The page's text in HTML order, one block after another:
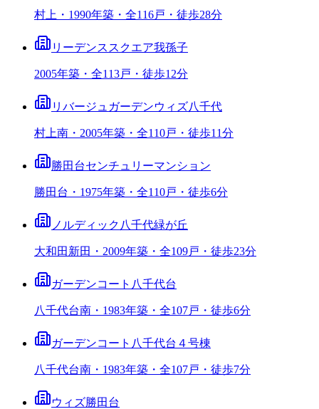
村上・1990年築・全116戸・徒歩28分
リーデンススクエア我孫子
2005年築・全113戸・徒歩12分
リバージュガーデンウィズ八千代
村上南・2005年築・全110戸・徒歩11分
勝田台センチュリーマンション
勝田台・1975年築・全110戸・徒歩6分
ノルディック八千代緑が丘
大和田新田・2009年築・全109戸・徒歩23分
ガーデンコート八千代台
八千代台南・1983年築・全107戸・徒歩6分
ガーデンコート八千代台４号棟
八千代台南・1983年築・全107戸・徒歩7分
ウィズ勝田台